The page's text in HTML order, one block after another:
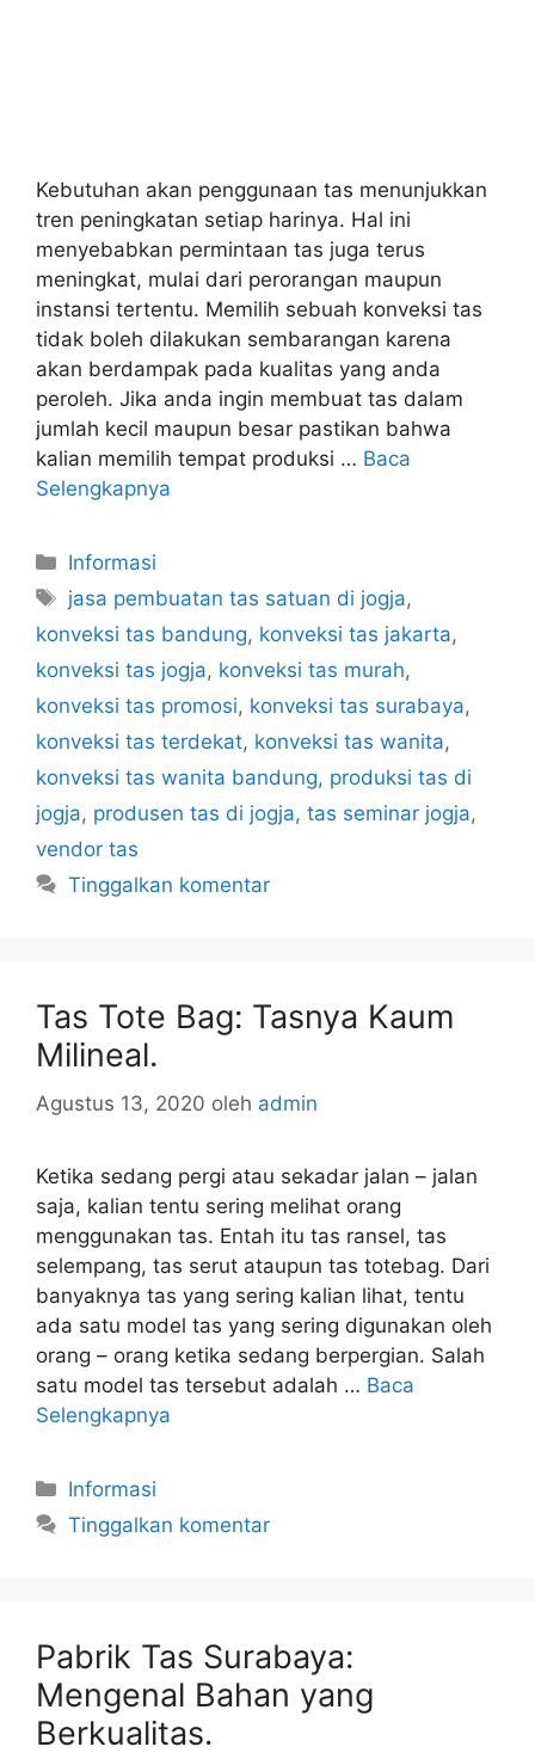
Kebutuhan akan penggunaan tas menunjukkan
tren peningkatan setiap harinya. Hal ini
menyebabkan permintaan tas juga terus
meningkat, mulai dari perorangan maupun
instansi tertentu. Memilih sebuah konveksi tas
tidak boleh dilakukan sembarangan karena
akan berdampak pada kualitas yang anda
peroleh. Jika anda ingin membuat tas dalam
jumlah kecil maupun besar pastikan bahwa
kalian memilih tempat produksi … Baca
Selengkapnya
Kategori
Informasi
Tag
jasa pembuatan tas satuan di jogja,
konveksi tas bandung, konveksi tas jakarta,
konveksi tas jogja, konveksi tas murah,
konveksi tas promosi, konveksi tas surabaya,
konveksi tas terdekat, konveksi tas wanita,
konveksi tas wanita bandung, produksi tas di
jogja, produsen tas di jogja, tas seminar jogja,
vendor tas
Tinggalkan komentar
Tas Tote Bag: Tasnya Kaum
Milineal.
Agustus 13, 2020 oleh admin
Ketika sedang pergi atau sekadar jalan – jalan
saja, kalian tentu sering melihat orang
menggunakan tas. Entah itu tas ransel, tas
selempang, tas serut ataupun tas totebag. Dari
banyaknya tas yang sering kalian lihat, tentu
ada satu model tas yang sering digunakan oleh
orang – orang ketika sedang berpergian. Salah
satu model tas tersebut adalah … Baca
Selengkapnya
Kategori
Informasi
Tinggalkan komentar
Pabrik Tas Surabaya:
Mengenal Bahan yang
Berkualitas.